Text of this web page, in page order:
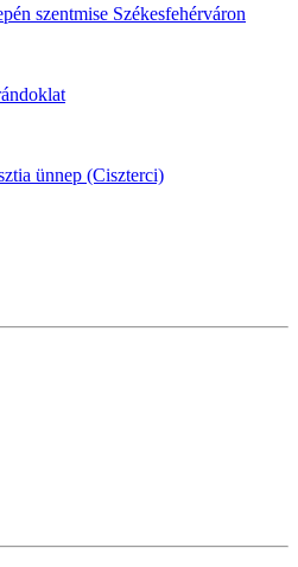
szentmise Székesfehérváron
ünnep (Ciszterci)